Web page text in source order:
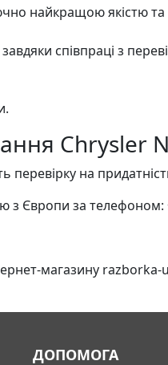
найкращою якістю
співпраці з
Chrysler
на
Європи за телефоном:
магазину razborka-
ДОПОМОГА